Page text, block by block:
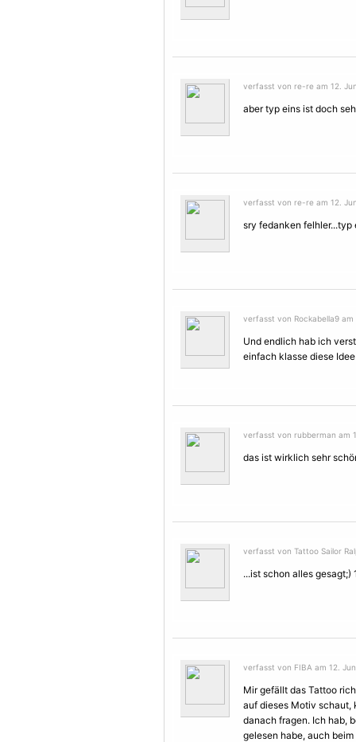
verfasst von re-re am 12.
aber typ eins ist doch
verfasst von re-re am 12.
sry fedanken felhler...typ
verfasst von Rockabella9
Und endlich hab ich
einfach klasse diese
verfasst von rubberman am
das ist wirklich sehr
verfasst von Tattoo Sailor
...ist schon alles gesagt;)
verfasst von FIBA am 12.
Mir gefällt das Tattoo
auf dieses Motiv schaut,
danach fragen. Ich hab,
gelesen habe, auch